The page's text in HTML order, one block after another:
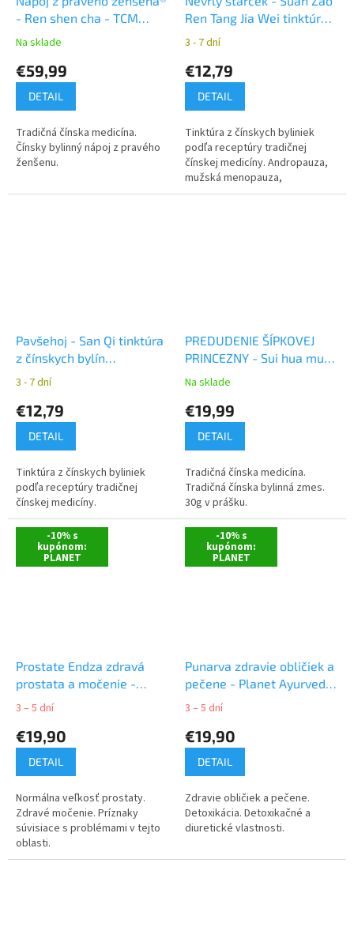
- Ren shen cha - TCM
Herbs
Na sklade
€59,99
DETAIL
Tradičná čínska medicína.
Čínsky bylinný nápoj z pravého
ženšenu.
Ren Tang Jia Wei tinktúra z
čínskych bylín YaoMedica
3 - 7 dní
€12,79
DETAIL
Tinktúra z čínskych byliniek
podľa receptúry tradičnej
čínskej medicíny. Andropauza,
mužská menopauza,
podráždenosť
Pavšehoj - San Qi tinktúra
z čínskych bylín
YaoMedica
3 - 7 dní
€12,79
DETAIL
Tinktúra z čínskych byliniek
podľa receptúry tradičnej
čínskej medicíny.
PREDUDENIE ŠÍPKOVEJ
PRINCEZNY - Sui hua mu
jing wan mod. - TCM
Na sklade
€19,99
DETAIL
Tradičná čínska medicína.
Tradičná čínska bylinná zmes.
30g v prášku.
-10% s
kupónom:
PLANET
Prostate Endza zdravá
prostata a močenie -
Planet Ayurveda 60 ks
3 – 5 dní
€19,90
DETAIL
Normálna veľkosť prostaty.
Zdravé močenie. Príznaky
súvisiace s problémami v tejto
oblasti.
-10% s
kupónom:
PLANET
Punarva zdravie obličiek a
pečene - Planet Ayurveda
60 ks
3 – 5 dní
€19,90
DETAIL
Zdravie obličiek a pečene.
Detoxikácia. Detoxikačné a
diuretické vlastnosti.